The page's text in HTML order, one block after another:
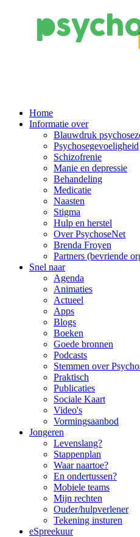
Main
Navigation
Home
Informatie over
Blauwdruk
Psychosegevoeligheid
Schizofrenie
Manie en depressie
Behandeling
Medicatie
Naasten
Stigma
Hulp en herstel
Over PsychoseNet
Brenda Froyen
Partners (bevriende
Snel naar
Agenda
Animaties
Actueel
Apps
Blogs
Boeken
Goede bronnen
Podcasts
Stemmen over
Praktisch
Publicaties
Sociale Kaart
Video's
Vormingsaanbod
Jongeren
Levenslang?
Stappenplan
Waar naartoe?
En ondertussen?
Mobiele teams
Mijn rechten
Ouder/hulpverlener
Tekening insturen
eSpreekuur